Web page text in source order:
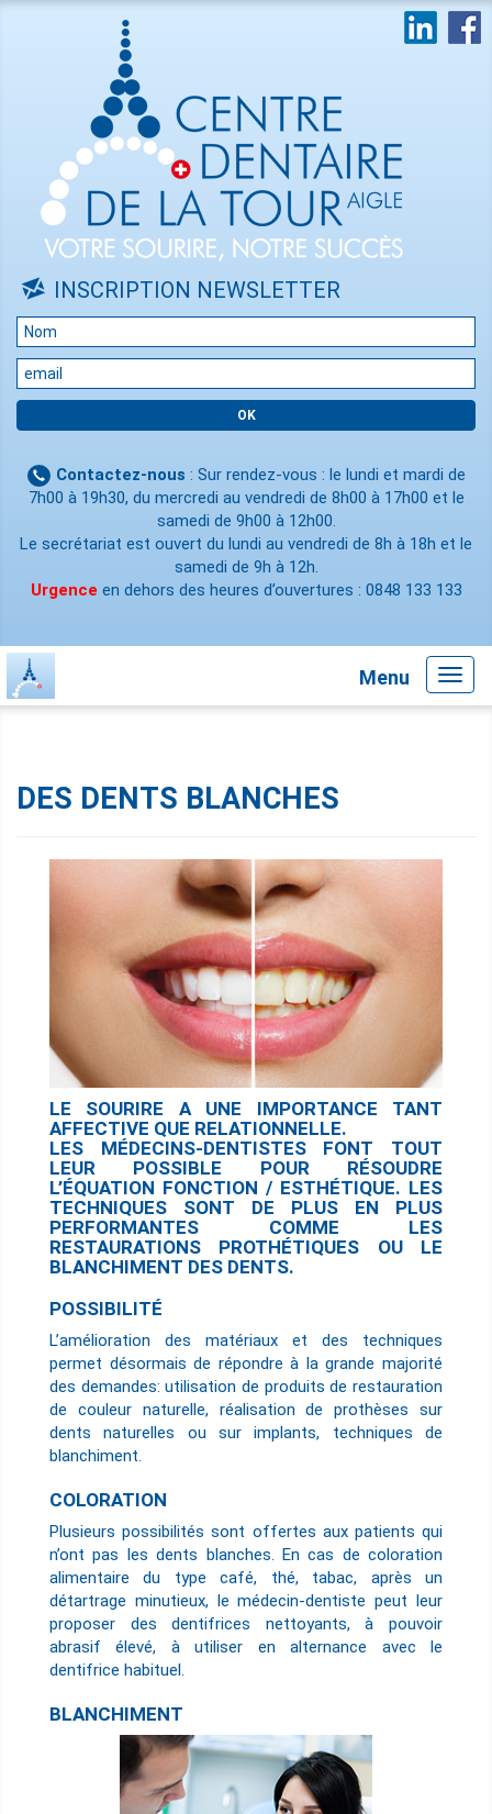
INSCRIPTION NEWSLETTER
Contactez-nous : Sur rendez-vous : le lundi et mardi de
7h00 à 19h30, du mercredi au vendredi de 8h00 à 17h00 et le
samedi de 9h00 à 12h00.
Le secrétariat est ouvert du lundi au vendredi de 8h à 18h et le
samedi de 9h à 12h.
Urgence en dehors des heures d’ouvertures : 0848 133 133
Menu
DES DENTS BLANCHES
LE SOURIRE A UNE IMPORTANCE TANT
AFFECTIVE QUE RELATIONNELLE.
LES MÉDECINS-DENTISTES FONT TOUT
LEUR POSSIBLE POUR RÉSOUDRE
L’ÉQUATION FONCTION / ESTHÉTIQUE. LES
TECHNIQUES SONT DE PLUS EN PLUS
PERFORMANTES COMME LES
RESTAURATIONS PROTHÉTIQUES OU LE
BLANCHIMENT DES DENTS.
POSSIBILITÉ
L’amélioration des matériaux et des techniques
permet désormais de répondre à la grande majorité
des demandes: utilisation de produits de restauration
de couleur naturelle, réalisation de prothèses sur
dents naturelles ou sur implants, techniques de
blanchiment.
COLORATION
Plusieurs possibilités sont offertes aux patients qui
n’ont pas les dents blanches. En cas de coloration
alimentaire du type café, thé, tabac, après un
détartrage minutieux, le médecin-dentiste peut leur
proposer des dentifrices nettoyants, à pouvoir
abrasif élevé, à utiliser en alternance avec le
dentifrice habituel.
BLANCHIMENT